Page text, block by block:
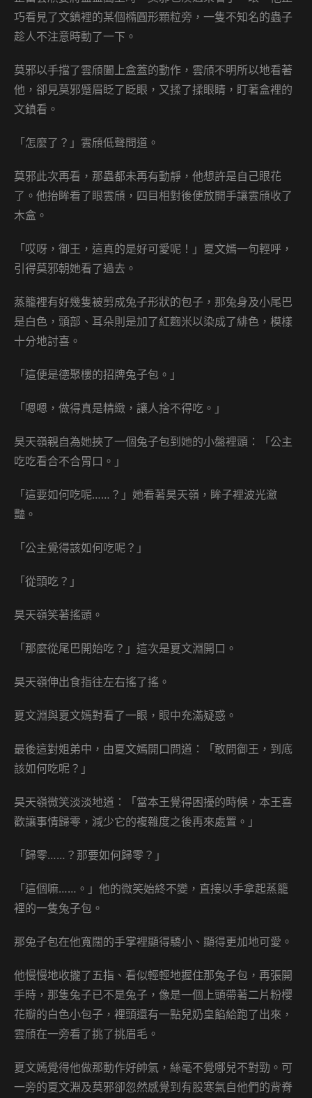
巧看見了文鎮裡的某個橢圓形顆粒旁，一隻不知名的蟲子
趁人不注意時動了一下。
莫邪以手擋了雲頎闔上盒蓋的動作，雲頎不明所以地看著
他，卻見莫邪蹙眉眨了眨眼，又揉了揉眼睛，盯著盒裡的
文鎮看。
「怎麼了？」雲頎低聲問道。
莫邪此次再看，那蟲都未再有動靜，他想許是自己眼花
了。他抬眸看了眼雲頎，四目相對後便放開手讓雲頎收了
木盒。
「哎呀，御王，這真的是好可愛呢！」夏文嫣一句輕呼，
引得莫邪朝她看了過去。
蒸籠裡有好幾隻被剪成兔子形狀的包子，那兔身及小尾巴
是白色，頭部、耳朵則是加了紅麴米以染成了緋色，模樣
十分地討喜。
「這便是德聚樓的招牌兔子包。」
「嗯嗯，做得真是精緻，讓人捨不得吃。」
昊天嶺親自為她挾了一個兔子包到她的小盤裡頭：「公主
吃吃看合不合胃口。」
「這要如何吃呢……？」她看著昊天嶺，眸子裡波光瀲
豔。
「公主覺得該如何吃呢？」
「從頭吃？」
昊天嶺笑著搖頭。
「那麼從尾巴開始吃？」這次是夏文淵開口。
昊天嶺伸出食指往左右搖了搖。
夏文淵與夏文嫣對看了一眼，眼中充滿疑惑。
最後這對姐弟中，由夏文嫣開口問道：「敢問御王，到底
該如何吃呢？」
昊天嶺微笑淡淡地道：「當本王覺得困擾的時候，本王喜
歡讓事情歸零，減少它的複雜度之後再來處置。」
「歸零……？那要如何歸零？」
「這個嘛……。」他的微笑始終不變，直接以手拿起蒸籠
裡的一隻兔子包。
那兔子包在他寬闊的手掌裡顯得驕小、顯得更加地可愛。
他慢慢地收攏了五指、看似輕輕地握住那兔子包，再張開
手時，那隻兔子已不是兔子，像是一個上頭帶著二片粉櫻
花瓣的白色小包子，裡頭還有一點兒奶皇餡給跑了出來，
雲頎在一旁看了挑了挑眉毛。
夏文嫣覺得他做那動作好帥氣，絲毫不覺哪兒不對勁。可
一旁的夏文淵及莫邪卻忽然感覺到有股寒氣自他們的背脊